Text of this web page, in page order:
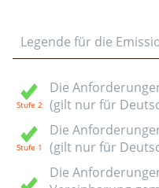
Legende für die
Die
(gilt nur für
Die
(gilt nur für
Die